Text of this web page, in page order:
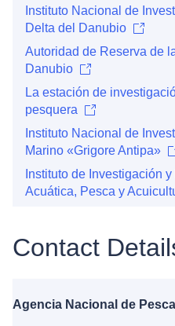
Instituto Nacional de
Delta del Danubio
Autoridad de Reserva de
Danubio
La estación de
pesquera
Instituto Nacional de
Marino «Grigore Antipa»
Instituto de Investigación
Acuática, Pesca y
Contact
Agencia Nacional de